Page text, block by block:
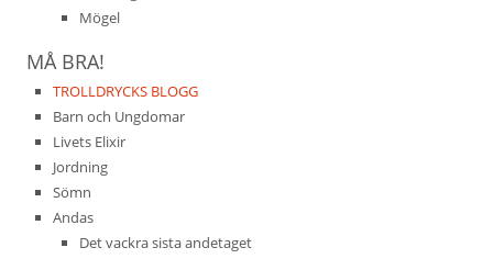
Mögel
MÅ BRA!
TROLLDRYCKS BLOGG
Barn och Ungdomar
Livets Elixir
Jordning
Sömn
Andas
Det vackra sista andetaget